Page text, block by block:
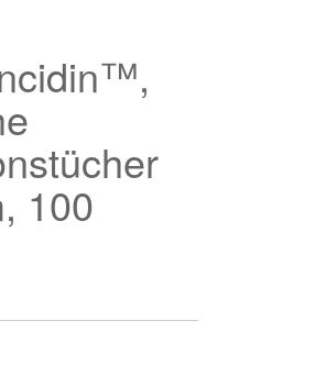
100